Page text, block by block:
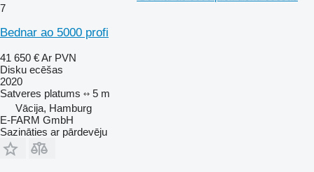
7
Bednar ao 5000 profi
41 650 €Ar PVN
Disku ecēšas
2020
Satveres platums
5 m
Vācija, Hamburg
E-FARM GmbH
Sazināties ar pārdevēju